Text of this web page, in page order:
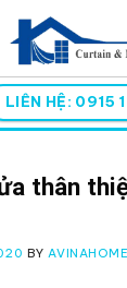
LIÊN HỆ: 0915
thân
BY AVINAHOME